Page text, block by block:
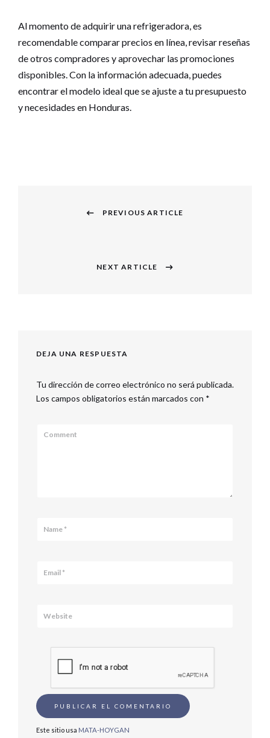
Al momento de adquirir una refrigeradora, es
recomendable comparar precios en línea, revisar reseñas
de otros compradores y aprovechar las promociones
disponibles. Con la información adecuada, puedes
encontrar el modelo ideal que se ajuste a tu presupuesto
y necesidades en Honduras.
PREVIOUS ARTICLE
NEXT ARTICLE
DEJA UNA RESPUESTA
Tu dirección de correo electrónico no será publicada.
Los campos obligatorios están marcados con *
Este sitio usa MATA-HOYGAN